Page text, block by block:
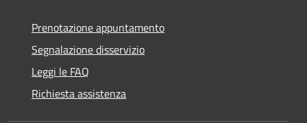
Prenotazione appuntamento
Segnalazione disservizio
Leggi le FAQ
Richiesta assistenza